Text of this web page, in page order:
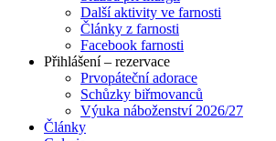
Další aktivity ve farnosti
Články z farnosti
Facebook farnosti
Přihlášení – rezervace
Prvopáteční adorace
Schůzky biřmovanců
Výuka náboženství 2026/27
Články